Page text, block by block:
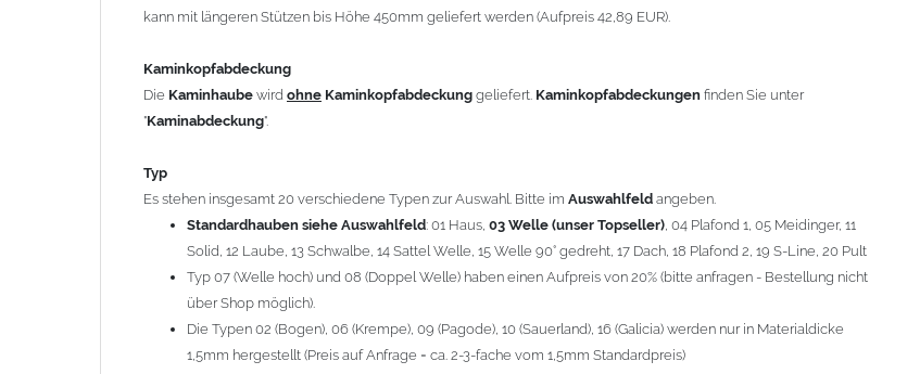
Ab einerKaminlänge
Bei der Kombination mitWetterfahneundKaminbreite über 900mm wird dieKaminhaubein 1,5mm Dicke
angefertigt.
= 145,39 EUR) geliefert werden.
Bitte besprechen Sie den Einbau derKaminhaubemit Ihrem zuständigenSchornsteinfeger
kann mit längeren Stützen bis Höhe 450mm geliefert werden (Aufpreis 42,89 EUR).
Kaminkopfabdeckung
Die Kaminhaube wird ohne Kaminkopfabdeckung geliefert. Kaminkopfabdeckungen finden Sie unter
"Kaminabdeckung".
Typ
Es stehen insgesamt 20 verschiedene Typen zur Auswahl. Bitte im Auswahlfeld angeben.
Standardhauben siehe Auswahlfeld: 01 Haus, 03 Welle (unser Topseller) , 04 Plafond 1, 05 Meidinger, 11
Solid, 12 Laube, 13 Schwalbe, 14 Sattel Welle, 15 Welle 90° gedreht, 17 Dach, 18 Plafond 2, 19 S-Line, 20 Pult
Typ 07 (Welle hoch) und 08 (Doppel Welle) haben einen Aufpreis von 20% (bitte anfragen - Bestellung nicht
über Shop möglich).
Die Typen 02 (Bogen), 06 (Krempe), 09 (Pagode), 10 (Sauerland), 16 (Galicia) werden nur in Materialdicke
1,5mm hergestellt (Preis auf Anfrage = ca. 2-3-fache vom 1,5mm Standardpreis)